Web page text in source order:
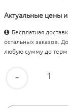
Актуальные цены
Бесплатная
остальных заказов.
любую сумму до
-